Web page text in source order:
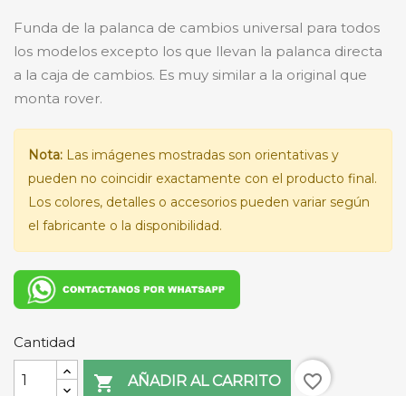
Funda de la palanca de cambios universal para todos
los modelos excepto los que llevan la palanca directa
a la caja de cambios. Es muy similar a la original que
monta rover.
Nota: Las imágenes mostradas son orientativas y
pueden no coincidir exactamente con el producto final.
Los colores, detalles o accesorios pueden variar según
el fabricante o la disponibilidad.
Cantidad
 AÑADIR AL CARRITO
favorite_border